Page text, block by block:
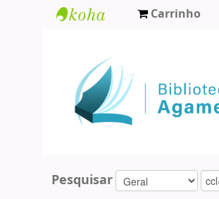
Agamenon
Magalhães
Carrinho
Pesquisar